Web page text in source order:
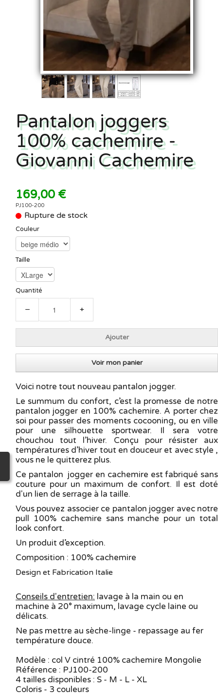
Pantalon joggers
100% cachemire -
Giovanni Cachemire
169,00 €
PJ100-200
Rupture de stock
Couleur
Taille
Quantité
− +
Ajouter
Voir mon panier
Voici notre tout nouveau pantalon jogger.
Le summum du confort, c’est la promesse de notre
pantalon jogger en 100% cachemire. A porter chez
soi pour passer des moments cocooning, ou en ville
pour une silhouette sportwear. Il sera votre
chouchou tout l’hiver. Conçu pour résister aux
températures d’hiver tout en douceur et avec style ,
vous ne le quitterez plus.
Ce pantalon jogger en cachemire est fabriqué sans
couture pour un maximum de confort. Il est doté
d'un lien de serrage à la taille.
Vous pouvez associer ce pantalon jogger avec notre
pull 100% cachemire sans manche pour un total
look confort.
Un produit d’exception.
Composition : 100% cachemire
Design et Fabrication Italie
Conseils d'entretien: lavage à la main ou en
machine à 20° maximum, lavage cycle laine ou
délicats.
Ne pas mettre au sèche-linge - repassage au fer
température douce.
Modèle : col V cintré 100% cachemire Mongolie
Référence : PJ100-200
4 tailles disponibles : S - M - L - XL
Coloris - 3 couleurs